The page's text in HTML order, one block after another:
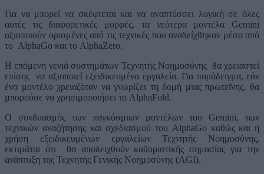
Για να μπορεί να σκέφτεται και να αναπτύσσει λογική σε όλες
αυτές τις διαφορετικές μορφές, τα νεότερα μοντέλα Gemini
αξιοποιούν ορισμένες από τις τεχνικές που αναδείχθηκαν μέσα από
το AlphaGo και το AlphaZero.
Η επόμενη γενιά συστημάτων Τεχνητής Νοημοσύνης θα χρειαστεί
επίσης να αξιοποιεί εξειδικευμένα εργαλεία. Για παράδειγμα, εάν
ένα μοντέλο χρειαζόταν να γνωρίζει τη δομή μιας πρωτεΐνης, θα
μπορούσε να χρησιμοποιήσει το AlphaFold.
Ο συνδυασμός των παγκόσμιων μοντέλων του Gemini, των
τεχνικών αναζήτησης και σχεδιασμού του AlphaGo καθώς και η
χρήση εξειδικευμένων εργαλείων Τεχνητής Νοημοσύνης,
εκτιμάται ότι θα αποδειχθούν καθοριστικής σημασίας για την
ανάπτυξη της Τεχνητής Γενικής Νοημοσύνης (AGI).